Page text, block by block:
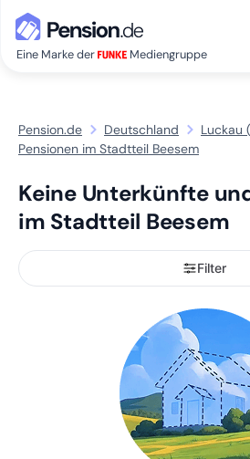
Eine Marke der Mediengruppe
Pension.de Deutschland
Luckau
Pensionen im Stadtteil Beesem
Keine Unterkünfte
im Stadtteil Beesem
Filter